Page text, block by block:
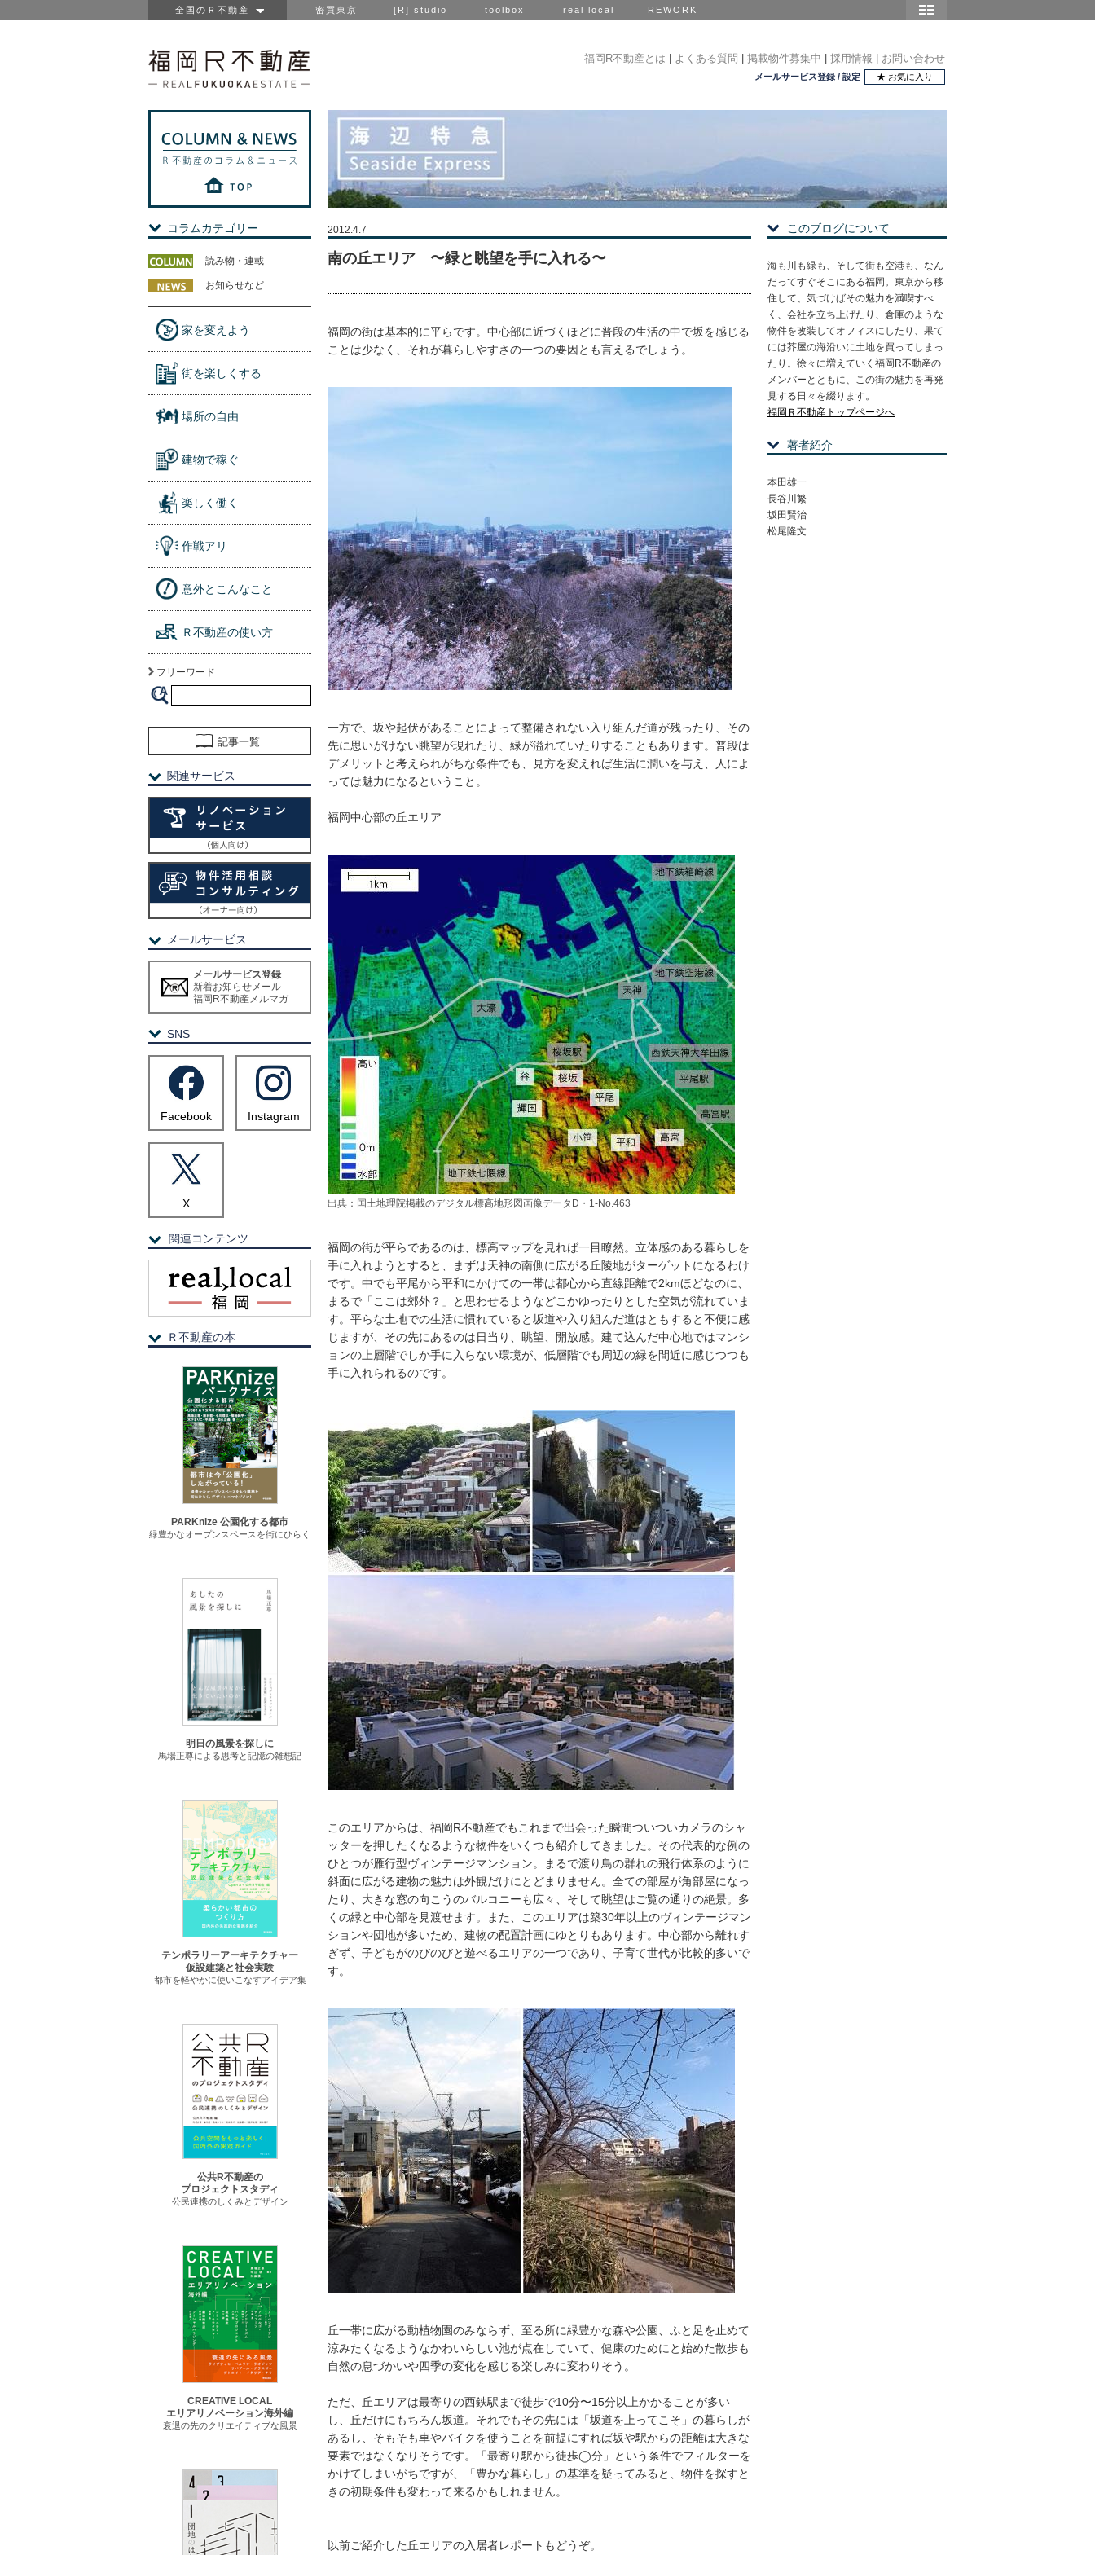
全国のＲ不動産 密買東京 [R] studio toolbox real local REWORK
福岡R不動産とは よくある質問 掲載物件募集中 採用情報 お問い合わせ
メールサービス登録 / 設定 ★ お気に入り
2012.4.7
南の丘エリア 〜緑と眺望を手に入れる〜
福岡の街は基本的に平らです。中心部に近づくほどに普段の生活の中で坂を感じる
ことは少なく、それが暮らしやすさの一つの要因とも言えるでしょう。
一方で、坂や起伏があることによって整備されない入り組んだ道が残ったり、その
先に思いがけない眺望が現れたり、緑が溢れていたりすることもあります。普段は
デメリットと考えられがちな条件でも、見方を変えれば生活に潤いを与え、人によ
っては魅力になるということ。
福岡中心部の丘エリア
出典：国土地理院掲載のデジタル標高地形図画像データD・1-No.463
福岡の街が平らであるのは、標高マップを見れば一目瞭然。立体感のある暮らしを
手に入れようとすると、まずは天神の南側に広がる丘陵地がターゲットになるわけ
です。中でも平尾から平和にかけての一帯は都心から直線距離で2kmほどなのに、
まるで「ここは郊外？」と思わせるようなどこかゆったりとした空気が流れていま
す。平らな土地での生活に慣れていると坂道や入り組んだ道はともすると不便に感
じますが、その先にあるのは日当り、眺望、開放感。建て込んだ中心地ではマンシ
ョンの上層階でしか手に入らない環境が、低層階でも周辺の緑を間近に感じつつも
手に入れられるのです。
このエリアからは、福岡R不動産でもこれまで出会った瞬間ついついカメラのシャ
ッターを押したくなるような物件をいくつも紹介してきました。その代表的な例の
ひとつが雁行型ヴィンテージマンション。まるで渡り鳥の群れの飛行体系のように
斜面に広がる建物の魅力は外観だけにとどまりません。全ての部屋が角部屋になっ
たり、大きな窓の向こうのバルコニーも広々、そして眺望はご覧の通りの絶景。多
くの緑と中心部を見渡せます。また、このエリアは築30年以上のヴィンテージマン
ションや団地が多いため、建物の配置計画にゆとりもあります。中心部から離れす
ぎず、子どもがのびのびと遊べるエリアの一つであり、子育て世代が比較的多いで
す。
丘一帯に広がる動植物園のみならず、至る所に緑豊かな森や公園、ふと足を止めて
涼みたくなるようなかわいらしい池が点在していて、健康のためにと始めた散歩も
自然の息づかいや四季の変化を感じる楽しみに変わりそう。
ただ、丘エリアは最寄りの西鉄駅まで徒歩で10分〜15分以上かかることが多い
し、丘だけにもちろん坂道。それでもその先には「坂道を上ってこそ」の暮らしが
あるし、そもそも車やバイクを使うことを前提にすれば坂や駅からの距離は大きな
要素ではなくなりそうです。「最寄り駅から徒歩◯分」という条件でフィルターを
かけてしまいがちですが、「豊かな暮らし」の基準を疑ってみると、物件を探すと
きの初期条件も変わって来るかもしれません。
以前ご紹介した丘エリアの入居者レポートもどうぞ。
このブログについて
海も川も緑も、そして街も空港も、なん
だってすぐそこにある福岡。東京から移
住して、気づけばその魅力を満喫すべ
く、会社を立ち上げたり、倉庫のような
物件を改装してオフィスにしたり、果て
には芥屋の海沿いに土地を買ってしまっ
たり。徐々に増えていく福岡R不動産の
メンバーとともに、この街の魅力を再発
見する日々を綴ります。
福岡Ｒ不動産トップページへ
著者紹介
本田雄一
長谷川繁
坂田賢治
松尾隆文
コラムカテゴリー
読み物・連載
お知らせなど
家を変えよう
街を楽しくする
場所の自由
建物で稼ぐ
楽しく働く
作戦アリ
意外とこんなこと
Ｒ不動産の使い方
フリーワード
記事一覧
関連サービス
メールサービス
メールサービス登録
新着お知らせメール
福岡R不動産メルマガ
SNS
Facebook Instagram
X
関連コンテンツ
Ｒ不動産の本
PARKnize 公園化する都市
緑豊かなオープンスペースを街にひらく
明日の風景を探しに
馬場正尊による思考と記憶の雑想記
テンポラリーアーキテクチャー
仮設建築と社会実験
都市を軽やかに使いこなすアイデア集
公共R不動産の
プロジェクトスタディ
公民連携のしくみとデザイン
CREATIVE LOCAL
エリアリノベーション海外編
衰退の先のクリエイティブな風景